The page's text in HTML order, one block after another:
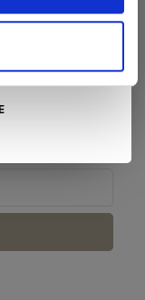
ONZE
op en ontdek de
Sale van Snip
je klaar!